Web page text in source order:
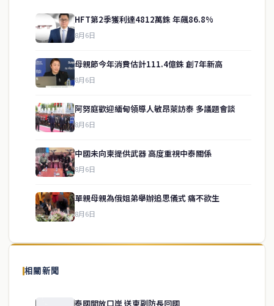
HFT第2季獲利達4812萬銖 年飆86.8%
8月6日
母親節今年消費估計111.4億銖 創7年新高
8月6日
阿努庭歡迎緬甸領導人敏昂萊訪泰 多議題會談
8月6日
中國未向柬提供武器 高度重視中泰關係
8月6日
單親母親為俄姐弟舉辦追思儀式 痛不欲生
8月6日
相關新聞
泰國開放口岸 送柬副防長回國
關於我們
泰國中文新聞（TCN）是一家總部設於曼谷的中文新聞媒體，致力於
供即時、客觀、多元的中文新聞內容。
service@thaichinesenews.com